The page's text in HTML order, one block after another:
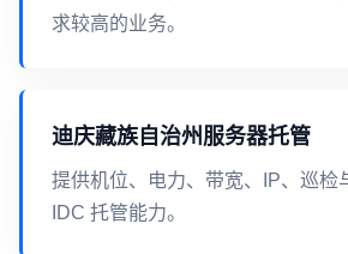
求较高的业务。
迪庆藏族自治州服务器托管
提供机位、电力、带宽、IP、巡检
IDC 托管能力。